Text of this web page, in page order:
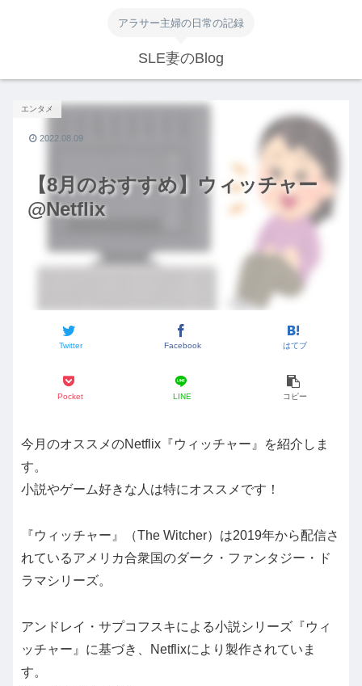
アラサー主婦の日常の記録
SLE妻のBlog
【8月のおすすめ】ウィッチャー
@Netflix
エンタメ
Twitter Facebook はてブ
Pocket LINE コピー
2022.08.09
今月のオススメのNetflix『ウィッチャー』を紹介しま
す。
小説やゲーム好きな人は特にオススメです！
『ウィッチャー』（The Witcher）は2019年から配信さ
れているアメリカ合衆国のダーク・ファンタジー・ド
ラマシリーズ。
アンドレイ・サプコフスキによる小説シリーズ『ウィ
ッチャー』に基づき、Netflixにより製作されていま
す。